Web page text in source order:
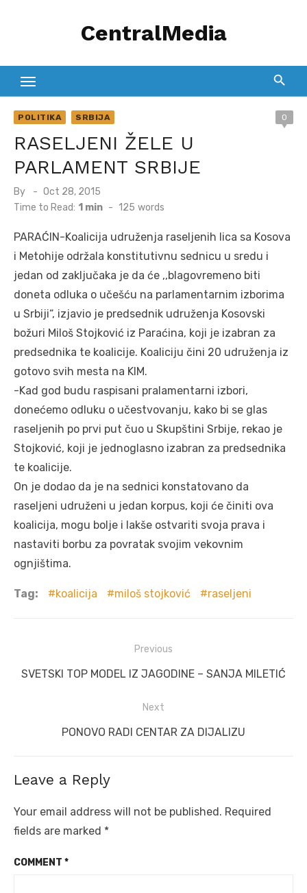
CentralMedia
POLITIKA SRBIJA 0
RASELJENI ŽELE U
PARLAMENT SRBIJE
By
Posted
on
Oct 28, 2015
Time to Read: 1 min - 125 words
PARAĆIN-Koalicija udruženja raseljenih lica sa Kosova
i Metohije održala konstitutivnu sednicu u sredu i
jedan od zaključaka je da će ,,blagovremeno biti
doneta odluka o učešću na parlamentarnim izborima
u Srbiji“, izjavio je predsednik udruženja Kosovski
božuri Miloš Stojković iz Paraćina, koji je izabran za
predsednika te koalicije. Koaliciju čini 20 udruženja iz
gotovo svih mesta na KIM.
-Kad god budu raspisani pralamentarni izbori,
donećemo odluku o učestvovanju, kako bi se glas
raseljenih po prvi put čuo u Skupštini Srbije, rekao je
Stojković, koji je jednoglasno izabran za predsednika
te koalicije.
On je dodao da je na sednici konstatovano da
raseljeni udruženi u jedan korpus, koji će činiti ova
koalicija, mogu bolje i lakše ostvariti svoja prava i
nastaviti borbu za povratak svojim vekovnim
ognjištima.
Tag: koalicija miloš stojković raseljeni
navigation
Previous
Previous
SVETSKI TOP MODEL IZ JAGODINE – SANJA MILETIĆ
Next
Next
PONOVO RADI CENTAR ZA DIJALIZU
Leave a Reply
Your email address will not be published. Required
fields are marked *
COMMENT *